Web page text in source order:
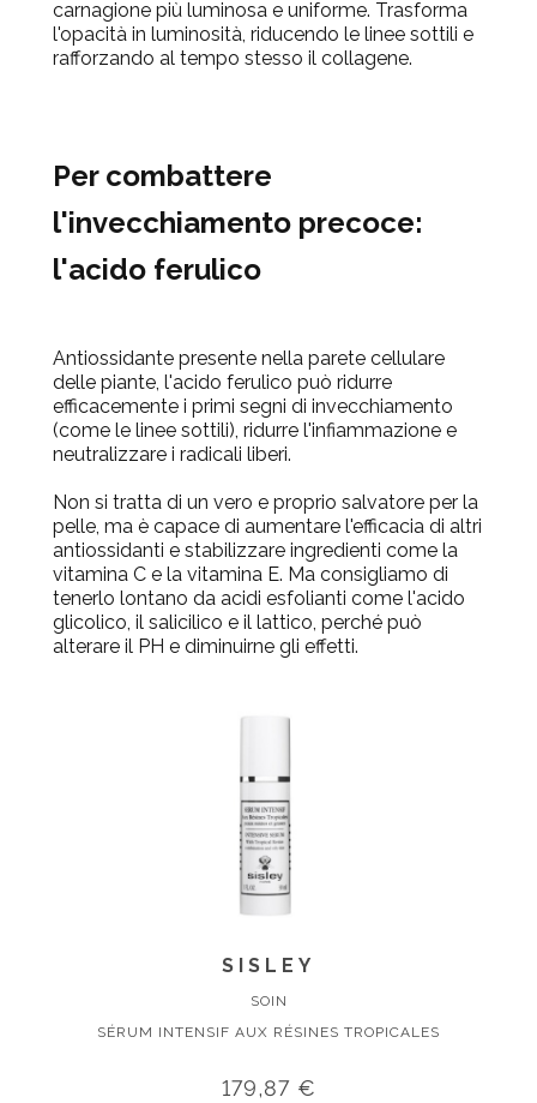
carnagione più luminosa e uniforme. Trasforma
l'opacità in luminosità, riducendo le linee sottili e
rafforzando al tempo stesso il collagene.
Per combattere
l'invecchiamento precoce:
l'acido ferulico
Antiossidante presente nella parete cellulare
delle piante, l'acido ferulico può ridurre
efficacemente i primi segni di invecchiamento
(come le linee sottili), ridurre l'infiammazione e
neutralizzare i radicali liberi.
Non si tratta di un vero e proprio salvatore per la
pelle, ma è capace di aumentare l'efficacia di altri
antiossidanti e stabilizzare ingredienti come la
vitamina C e la vitamina E. Ma consigliamo di
tenerlo lontano da acidi esfolianti come l'acido
glicolico, il salicilico e il lattico, perché può
alterare il PH e diminuirne gli effetti.
SISLEY
SOIN
SÉRUM INTENSIF AUX RÉSINES TROPICALES
179,87 €